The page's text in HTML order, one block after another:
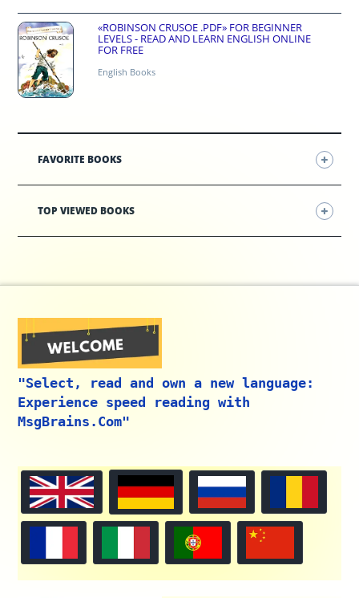
«ROBINSON CRUSOE .PDF» FOR BEGINNER
LEVELS - READ AND LEARN ENGLISH ONLINE
FOR FREE
English Books
FAVORITE BOOKS
TOP VIEWED BOOKS
"Select, read and own a new language:
Experience speed reading with
MsgBrains.Com"